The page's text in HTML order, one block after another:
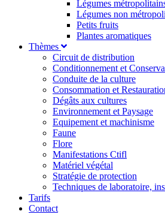
Légumes
Légumes non
Petits fruits
Plantes aromatiques
Thèmes
Circuit de distribution
Conditionnement et
Conduite de la culture
Consommation et
Dégâts aux cultures
Environnement et Paysage
Equipement et machinisme
Faune
Flore
Manifestations Ctifl
Matériel végétal
Stratégie de protection
Techniques de laboratoire,
Tarifs
Contact